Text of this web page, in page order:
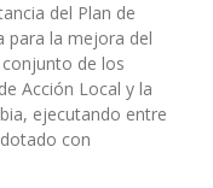
del Plan de
para la mejora del
de los
Acción Local y la
ejecutando entre
con